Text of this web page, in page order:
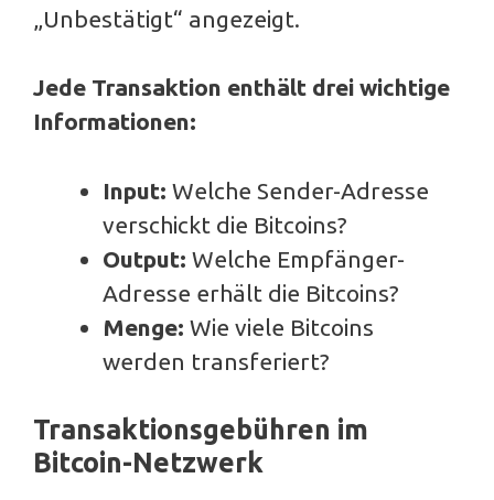
„Unbestätigt“ angezeigt.
Jede Transaktion enthält drei wichtige
Informationen:
Input: Welche Sender-Adresse
verschickt die Bitcoins?
Output: Welche Empfänger-
Adresse erhält die Bitcoins?
Menge: Wie viele Bitcoins
werden transferiert?
Transaktionsgebühren im
Bitcoin-Netzwerk